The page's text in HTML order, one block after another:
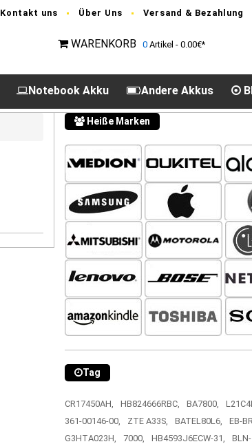
Kontakt uns Über Uns Versand & Bezahlung
WARENKORB 0 Artikel - 0.00€*
Notebook Akku Andere Akkus
Heiße Marken
Tag
CR17450AH, HB824666RBC, BA7800,
361-00146-00,
ZTE A33S, BATEL80L6,
EB-
G3HTA023H,
7000, HB4593J6ECW-31,